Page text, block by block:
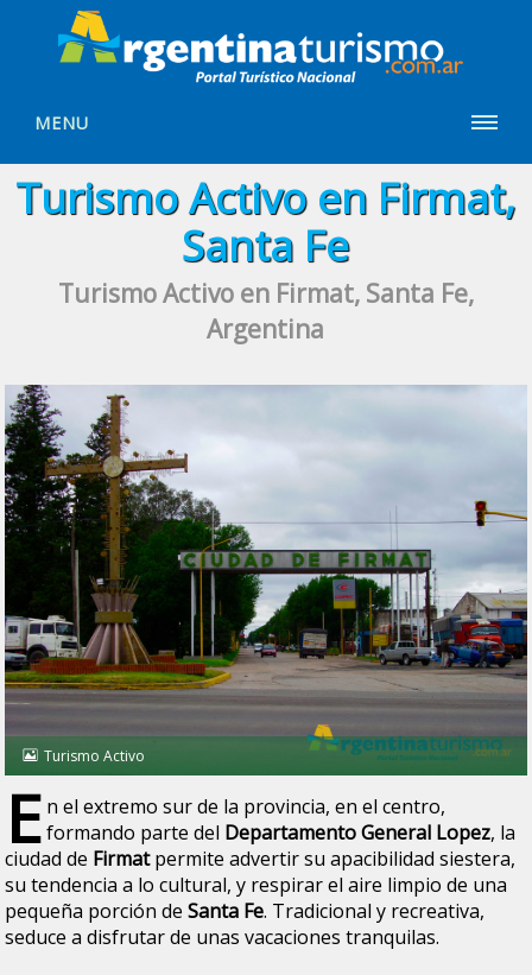
MENU
Turismo Activo en Firmat,
Santa Fe
Turismo Activo en Firmat, Santa Fe,
Argentina
Turismo Activo
E n el extremo sur de la provincia, en el centro,
formando parte del Departamento General Lopez, la
ciudad de Firmatpermite advertir su apacibilidad siestera,
su tendencia a lo cultural, y respirar el aire limpio de una
pequeña porción deSanta Fe. Tradicional y recreativa,
seduce a disfrutar de unas vacaciones tranquilas.